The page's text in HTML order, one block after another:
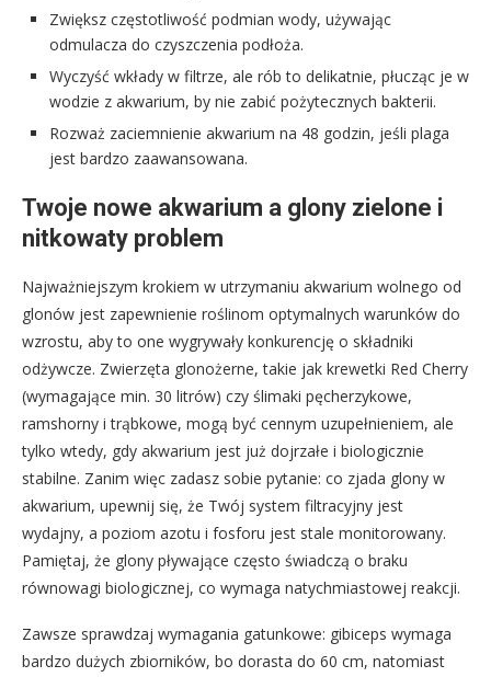
Zwiększ częstotliwość podmian wody, używając
odmulacza do czyszczenia podłoża.
Wyczyść wkłady w filtrze, ale rób to delikatnie, płucząc je w
wodzie z akwarium, by nie zabić pożytecznych bakterii.
Rozważ zaciemnienie akwarium na 48 godzin, jeśli plaga
jest bardzo zaawansowana.
Twoje nowe akwarium a glony zielone i
nitkowaty problem
Najważniejszym krokiem w utrzymaniu akwarium wolnego od
glonów jest zapewnienie roślinom optymalnych warunków do
wzrostu, aby to one wygrywały konkurencję o składniki
odżywcze. Zwierzęta glonożerne, takie jak krewetki Red Cherry
(wymagające min. 30 litrów) czy ślimaki pęcherzykowe,
ramshorny i trąbkowe, mogą być cennym uzupełnieniem, ale
tylko wtedy, gdy akwarium jest już dojrzałe i biologicznie
stabilne. Zanim więc zadasz sobie pytanie: co zjada glony w
akwarium, upewnij się, że Twój system filtracyjny jest
wydajny, a poziom azotu i fosforu jest stale monitorowany.
Pamiętaj, że glony pływające często świadczą o braku
równowagi biologicznej, co wymaga natychmiastowej reakcji.
Zawsze sprawdzaj wymagania gatunkowe: gibiceps wymaga
bardzo dużych zbiorników, bo dorasta do 60 cm, natomiast